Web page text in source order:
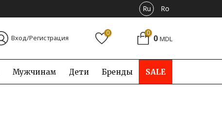
Ru Ro
Вход/Регистрация
0 0 0 MDL
Мужчинам Дети Бренды SALE